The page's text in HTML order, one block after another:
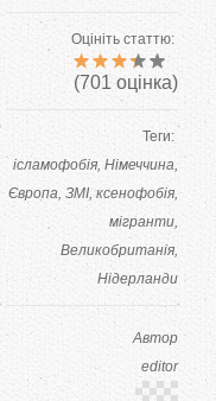
Оцініть статтю:
(701 оцінка)
Теги:
ісламофобія Німеччина
Європа ЗМІ ксенофобія
мігранти
Великобританія
Нідерланди
Автор
editor